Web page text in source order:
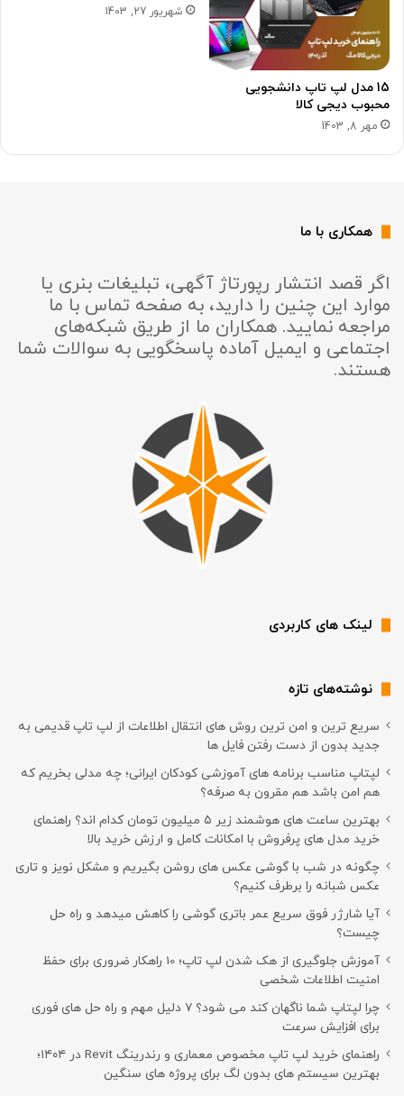
15 مدل لپ تاپ دانشجویی
محبوب دیجی کالا
مهر 8, 1403
شهریور 27, 1403
همکاری با ما
اگر قصد انتشار رپورتاژ آگهی، تبلیغات بنری یا
موارد این چنین را دارید، به صفحه تماس با ما
مراجعه نمایید. همکاران ما از طریق شبکه‌های
اجتماعی و ایمیل آماده پاسخگویی به سوالات شما
هستند.
لینک های کاربردی
نوشته‌های تازه
سریع ترین و امن ترین روش های انتقال اطلاعات از لپ تاپ قدیمی به
جدید بدون از دست رفتن فایل ها
لپتاپ مناسب برنامه های آموزشی کودکان ایرانی؛ چه مدلی بخریم که
هم امن باشد هم مقرون به صرفه؟
بهترین ساعت های هوشمند زیر ۵ میلیون تومان کدام اند؟ راهنمای
خرید مدل های پرفروش با امکانات کامل و ارزش خرید بالا
چگونه در شب با گوشی عکس های روشن بگیریم و مشکل نویز و تاری
عکس شبانه را برطرف کنیم؟
آیا شارژر فوق سریع عمر باتری گوشی را کاهش میدهد و راه حل
چیست؟
آموزش جلوگیری از هک شدن لپ تاپ؛ 10 راهکار ضروری برای حفظ
امنیت اطلاعات شخصی
چرا لپتاپ شما ناگهان کند می شود؟ ۷ دلیل مهم و راه حل های فوری
برای افزایش سرعت
راهنمای خرید لپ تاپ مخصوص معماری و رندرینگ Revit در ۱۴۰۴؛
بهترین سیستم های بدون لگ برای پروژه های سنگین